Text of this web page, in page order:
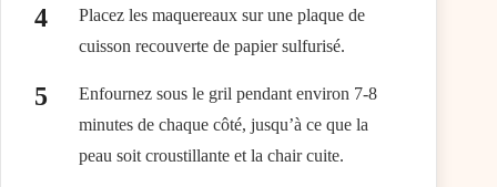
Placez les maquereaux sur une plaque de
cuisson recouverte de papier sulfurisé.
Enfournez sous le gril pendant environ 7-8
minutes de chaque côté, jusqu’à ce que la
peau soit croustillante et la chair cuite.